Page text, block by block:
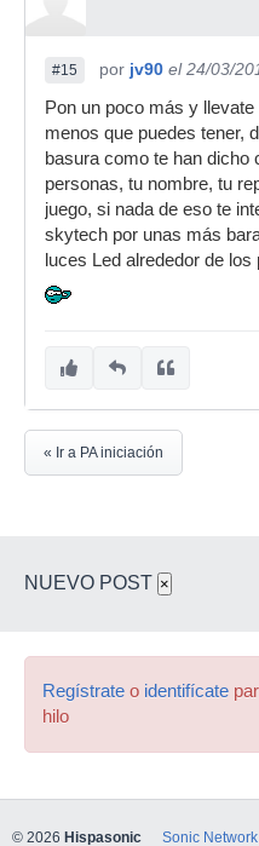
#15 por jv90 el 24/03/
Pon un poco más y
menos que puedes tener,
basura como te han dicho
personas, tu nombre, tu
juego, si nada de eso te
skytech por unas más
luces Led alrededor de los
« Ir a PA iniciación
NUEVO POST ×
Regístrate o identifícate
hilo
© 2026 Hispasonic Sonic Network